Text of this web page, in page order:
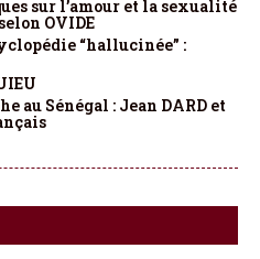
sur l’amour et la sexualité
OVIDE
“hallucinée” :
Sénégal : Jean DARD et